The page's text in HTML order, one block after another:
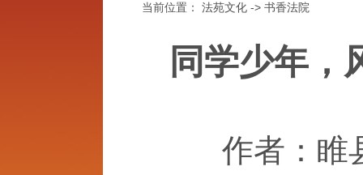
当前位置：法苑文化 ->书香法院
同学少年，
作者：